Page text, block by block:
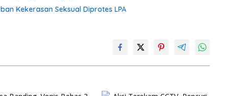
Kekerasan Seksual Diprotes LPA